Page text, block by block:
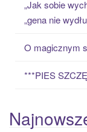
„Jak sobie
„gena nie
O magicznym
***PIES